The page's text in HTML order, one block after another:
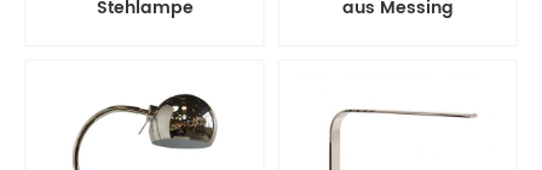
Stehlampe
aus Messing